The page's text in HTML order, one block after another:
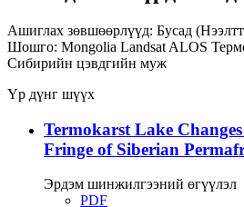
Ашиглах зөвшөөрлүүд: Бусад
Шошго: Mongolia Landsat ALOS
Сибирийн цэвдгийн муж
Үр дүнг шүүх
Termokarst Lake
Fringe of Siberian
Эрдэм шинжилгээний өгүүлэл
PDF